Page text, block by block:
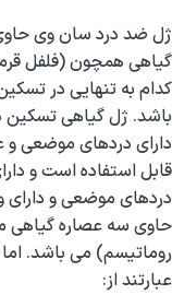
ژل ضد درد سان وی
گیاهی همچون (فلفل
کدام به تنهایی در
باشد. ژل گیاهی
دارای دردهای موضعی و
قابل استفاده است و
دردهای موضعی و
حاوی سه عصاره گیاهی
روماتیسم) می باشد.
عبارتند از: